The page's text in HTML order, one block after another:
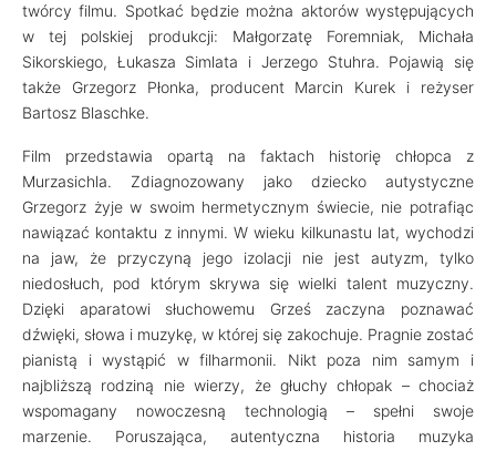
twórcy filmu. Spotkać będzie można aktorów występujących
w tej polskiej produkcji: Małgorzatę Foremniak, Michała
Sikorskiego, Łukasza Simlata i Jerzego Stuhra. Pojawią się
także Grzegorz Płonka, producent Marcin Kurek i reżyser
Bartosz Blaschke.
Film przedstawia opartą na faktach historię chłopca z
Murzasichla. Zdiagnozowany jako dziecko autystyczne
Grzegorz żyje w swoim hermetycznym świecie, nie potrafiąc
nawiązać kontaktu z innymi. W wieku kilkunastu lat, wychodzi
na jaw, że przyczyną jego izolacji nie jest autyzm, tylko
niedosłuch, pod którym skrywa się wielki talent muzyczny.
Dzięki aparatowi słuchowemu Grześ zaczyna poznawać
dźwięki, słowa i muzykę, w której się zakochuje. Pragnie zostać
pianistą i wystąpić w filharmonii. Nikt poza nim samym i
najbliższą rodziną nie wierzy, że głuchy chłopak – chociaż
wspomagany nowoczesną technologią – spełni swoje
marzenie. Poruszająca, autentyczna historia muzyka